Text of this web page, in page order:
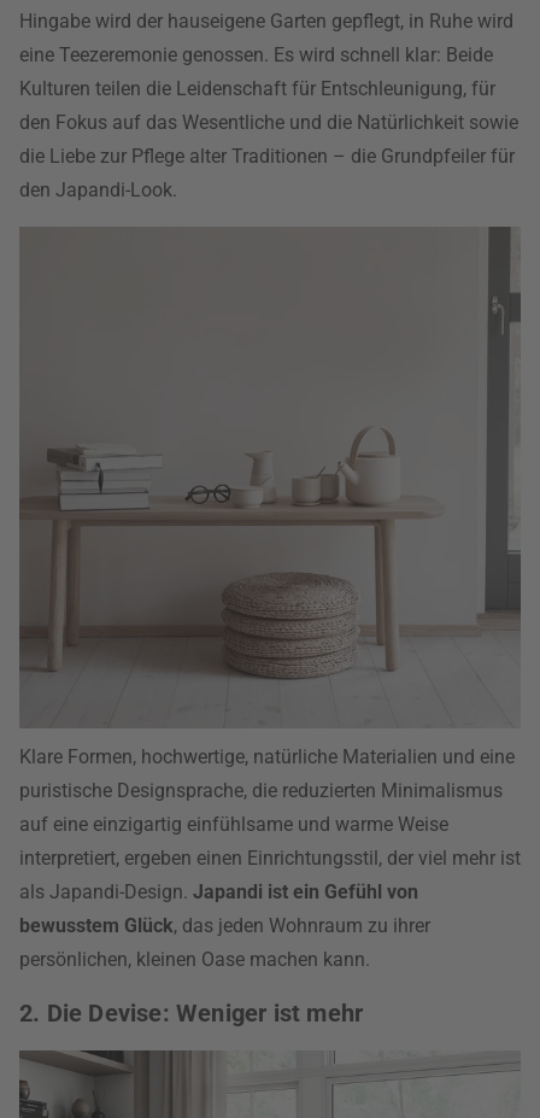
Hingabe wird der hauseigene Garten gepflegt, in Ruhe wird
eine Teezeremonie genossen. Es wird schnell klar: Beide
Kulturen teilen die Leidenschaft für Entschleunigung, für
den Fokus auf das Wesentliche und die Natürlichkeit sowie
die Liebe zur Pflege alter Traditionen – die Grundpfeiler für
den Japandi-Look.
Klare Formen, hochwertige, natürliche Materialien und eine
puristische Designsprache, die reduzierten Minimalismus
auf eine einzigartig einfühlsame und warme Weise
interpretiert, ergeben einen Einrichtungsstil, der viel mehr ist
als Japandi-Design. Japandi ist ein Gefühl von
bewusstem Glück, das jeden Wohnraum zu ihrer
persönlichen, kleinen Oase machen kann.
2. Die Devise: Weniger ist mehr